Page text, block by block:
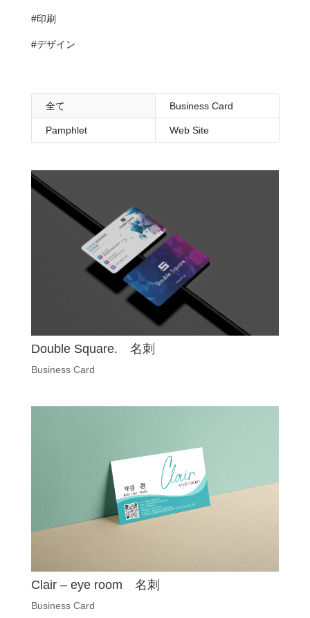
#印刷
#デザイン
全て Business Card
Pamphlet Web Site
Double Square. 名刺
Business Card
Clair – eye room 名刺
Business Card